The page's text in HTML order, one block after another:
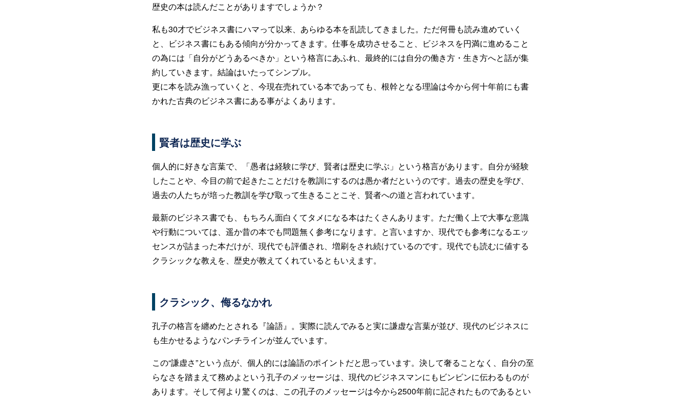
歴史の本は読んだことがありますでしょうか？
私も30才でビジネス書にハマって以来、あらゆる本を乱読してきました。ただ何冊も読み進めていく
と、ビジネス書にもある傾向が分かってきます。仕事を成功させること、ビジネスを円満に進めること
の為には「自分がどうあるべきか」という格言にあふれ、最終的には自分の働き方・生き方へと話が集
約していきます。結論はいたってシンプル。
更に本を読み漁っていくと、今現在売れている本であっても、根幹となる理論は今から何十年前にも書
かれた古典のビジネス書にある事がよくあります。
賢者は歴史に学ぶ
個人的に好きな言葉で、「愚者は経験に学び、賢者は歴史に学ぶ」という格言があります。自分が経験
したことや、今目の前で起きたことだけを教訓にするのは愚か者だというのです。過去の歴史を学び、
過去の人たちが培った教訓を学び取って生きることこそ、賢者への道と言われています。
最新のビジネス書でも、もちろん面白くてタメになる本はたくさんあります。ただ働く上で大事な意識
や行動については、遥か昔の本でも問題無く参考になります。と言いますか、現代でも参考になるエッ
センスが詰まった本だけが、現代でも評価され、増刷をされ続けているのです。現代でも読むに値する
クラシックな教えを、歴史が教えてくれているともいえます。
クラシック、侮るなかれ
孔子の格言を纏めたとされる『論語』。実際に読んでみると実に謙虚な言葉が並び、現代のビジネスに
も生かせるようなパンチラインが並んでいます。
この“謙虚さ”という点が、個人的には論語のポイントだと思っています。決して奢ることなく、自分の至
らなさを踏まえて務めよという孔子のメッセージは、現代のビジネスマンにもビンビンに伝わるものが
あります。そして何より驚くのは、この孔子のメッセージは今から2500年前に記されたものであるとい